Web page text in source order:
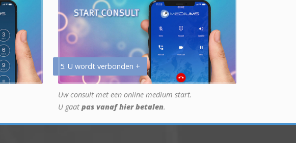
5. U wordt verbonden +
Uw consult met een online medium start.
U gaat pas vanaf hier betalen.